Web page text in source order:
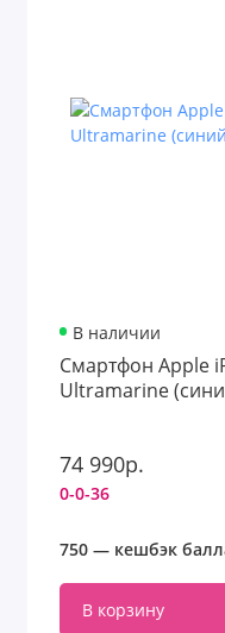
В наличии
Смартфон Apple
Ultramarine
74 990р.
0-0-36
750 — кешбэк
В корзину